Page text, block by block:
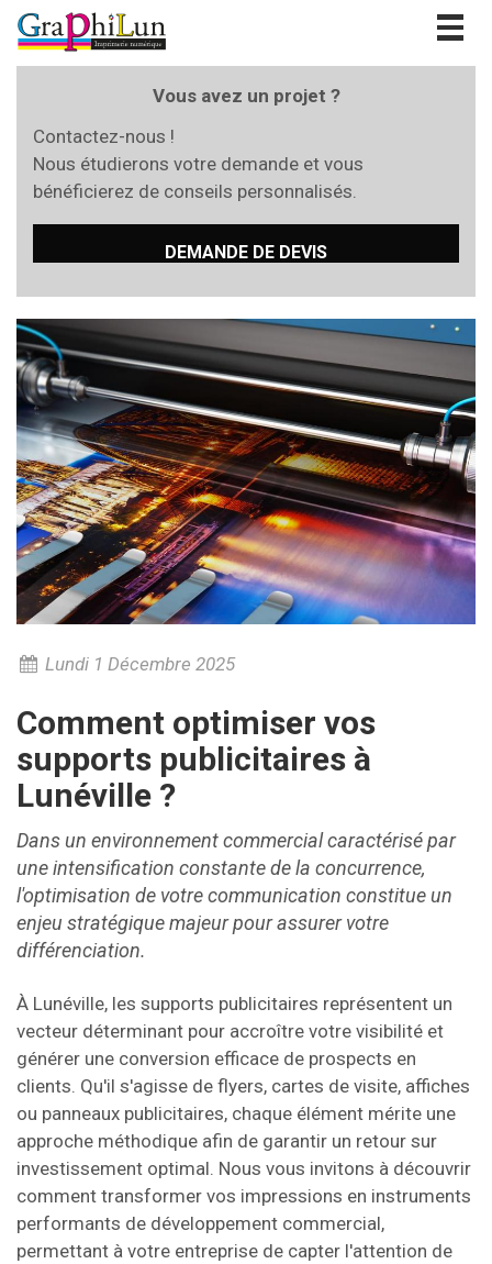
Vous avez un projet ?
Contactez-nous !
Nous étudierons votre demande et vous
bénéficierez de conseils personnalisés.
DEMANDE DE DEVIS
Lundi 1 Décembre 2025
Comment optimiser vos
supports publicitaires à
Lunéville ?
Dans un environnement commercial caractérisé par
une intensification constante de la concurrence,
l'optimisation de votre communication constitue un
enjeu stratégique majeur pour assurer votre
différenciation.
À Lunéville, les supports publicitaires représentent un
vecteur déterminant pour accroître votre visibilité et
générer une conversion efficace de prospects en
clients. Qu'il s'agisse de flyers, cartes de visite, affiches
ou panneaux publicitaires, chaque élément mérite une
approche méthodique afin de garantir un retour sur
investissement optimal. Nous vous invitons à découvrir
comment transformer vos impressions en instruments
performants de développement commercial,
permettant à votre entreprise de capter l'attention de